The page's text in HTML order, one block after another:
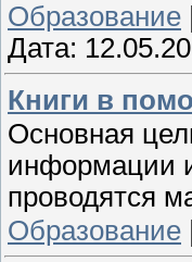
Образование
Дата:
Книги в
Основная
информации
проводятся
Образование